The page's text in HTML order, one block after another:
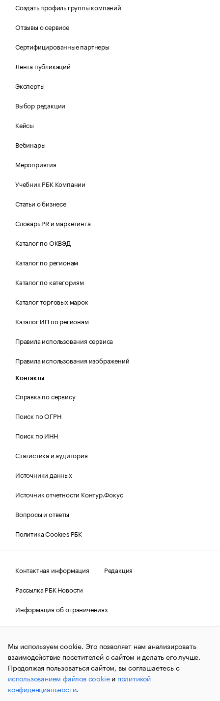
Создать профиль группы компаний
Отзывы о сервисе
Сертифицированные партнеры
Лента публикаций
Эксперты
Выбор редакции
Кейсы
Вебинары
Мероприятия
Учебник РБК Компании
Статьи о бизнесе
Словарь PR и маркетинга
Каталог по ОКВЭД
Каталог по регионам
Каталог по категориям
Каталог торговых марок
Каталог ИП по регионам
Правила использования сервиса
Правила использования изображений
Контакты
Справка по сервису
Поиск по ОГРН
Поиск по ИНН
Статистика и аудитория
Источники данных
Источник отчетности Контур.Фокус
Вопросы и ответы
Политика Cookies РБК
Контактная информация
Редакция
Рассылка РБК Новости
Информация об ограничениях
Правовая информация
О соблюдении авторских прав
© АО «РОСБИЗНЕСКОНСАЛТИНГ»,1995–2026.Сообщения
и материалы информационного агентства «РБК»
(зарегистрировано Федеральной службой по надзору в сфере
связи, информационных технологий и массовых
коммуникаций (Роскомнадзор) 09.12.2015 за номером ИА
№ФС77-63848) сопровождаются пометкой «РБК». Отдельные
публикации могут содержать информацию,
Мы используем cookie. Это позволяет нам анализировать
взаимодействие посетителей с сайтом и делать его лучше.
Продолжая пользоваться сайтом, вы соглашаетесь с
использованием файлов cookieи политикой
конфиденциальности.